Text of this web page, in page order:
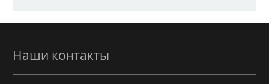
Наши контакты